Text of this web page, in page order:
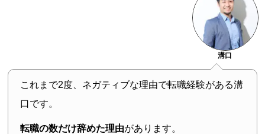
溝口
これまで2度、ネガティブな理由で転職経験がある溝
口です。
転職の数だけ辞めた理由があります。